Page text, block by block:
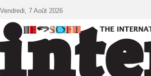
Vendredi, 7 Août 2026